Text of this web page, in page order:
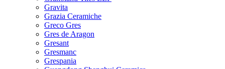
Gravita
Grazia Ceramiche
Greco Gres
Gres de Aragon
Gresant
Gresmanc
Grespania